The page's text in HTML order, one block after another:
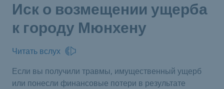
Иск о возмещении ущерба
к городу Мюнхену
Читать вслух
Если вы получили травмы, имущественный ущерб
или понесли финансовые потери в результате